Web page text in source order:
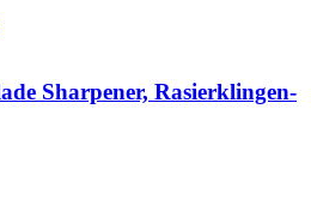
Sharpener, Rasierklingen-